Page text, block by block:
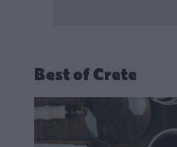
Best of Crete